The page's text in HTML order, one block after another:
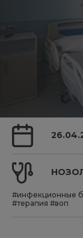
#инфекционные
#терапия #воп